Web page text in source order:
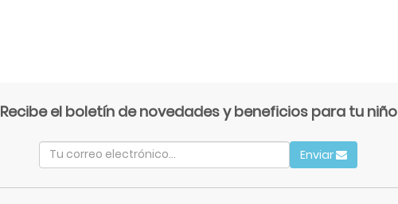
Recibe el boletín de novedades y beneficios para tu niño
Enviar